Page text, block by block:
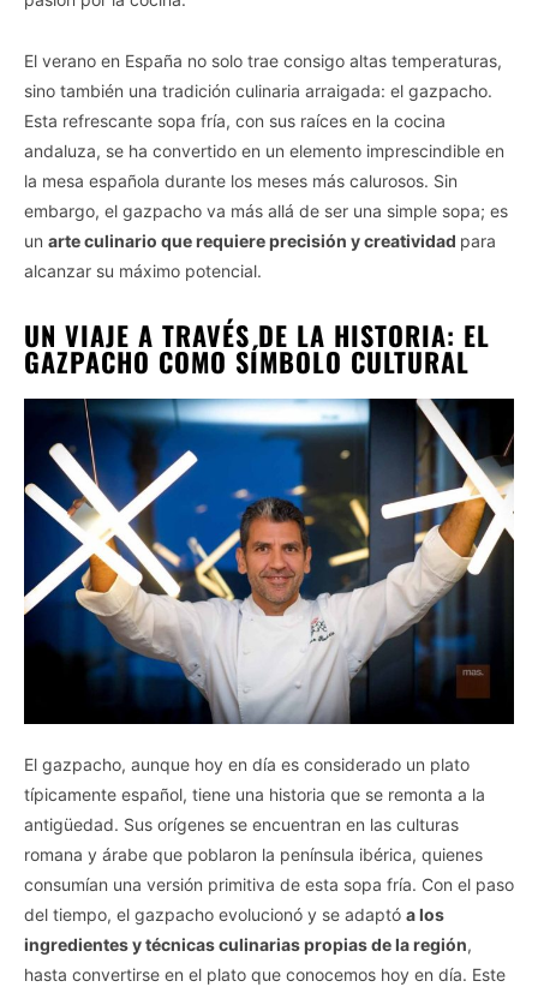
El verano en España no solo trae consigo altas temperaturas,
sino también una tradición culinaria arraigada: el gazpacho.
Esta refrescante sopa fría, con sus raíces en la cocina
andaluza, se ha convertido en un elemento imprescindible en
la mesa española durante los meses más calurosos. Sin
embargo, el gazpacho va más allá de ser una simple sopa; es
un arte culinario que requiere precisión y creatividad para
alcanzar su máximo potencial.
UN VIAJE A TRAVÉS DE LA HISTORIA: EL
GAZPACHO COMO SÍMBOLO CULTURAL
El gazpacho, aunque hoy en día es considerado un plato
típicamente español, tiene una historia que se remonta a la
antigüedad. Sus orígenes se encuentran en las culturas
romana y árabe que poblaron la península ibérica, quienes
consumían una versión primitiva de esta sopa fría. Con el paso
del tiempo, el gazpacho evolucionó y se adaptó a los
ingredientes y técnicas culinarias propias de la región,
hasta convertirse en el plato que conocemos hoy en día. Este